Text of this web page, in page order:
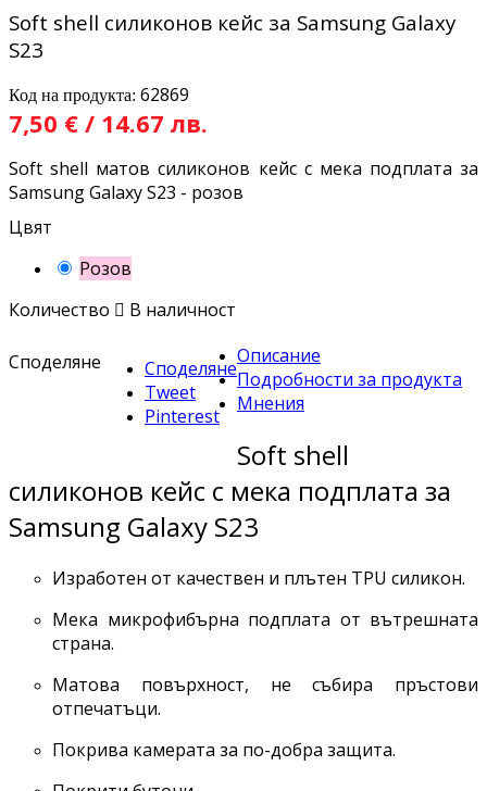
Soft shell силиконов кейс за Samsung Galaxy
S23
Код на продукта: 62869
7,50 € / 14.67 лв.
Soft shell матов силиконов кейс с мека подплата за
Samsung Galaxy S23 - розов
Цвят
Розов
Количество  В наличност
Споделяне
Споделяне
Tweet
Pinterest
Описание
Подробности за продукта
Мнения
Soft shell
силиконов кейс с мека подплата за
Samsung Galaxy S23
Изработен от качествен и плътен TPU силикон.
Мека микрофибърна подплата от вътрешната
страна.
Матова повърхност, не събира пръстови
отпечатъци.
Покрива камерата за по-добра защита.